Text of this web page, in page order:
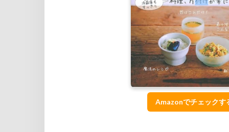
Amazonでチェックす